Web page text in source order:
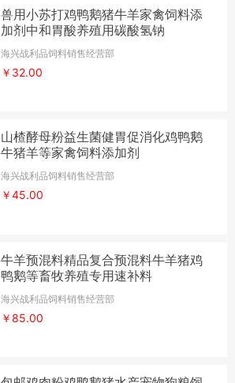
兽用小苏打鸡鸭鹅猪牛羊家禽饲料添
加剂中和胃酸养殖用碳酸氢钠
海兴战利品饲料销售经营部
￥32.00
山楂酵母粉益生菌健胃促消化鸡鸭鹅
牛猪羊等家禽饲料添加剂
海兴战利品饲料销售经营部
￥45.00
牛羊预混料精品复合预混料牛羊猪鸡
鸭鹅等畜牧养殖专用速补料
海兴战利品饲料销售经营部
￥85.00